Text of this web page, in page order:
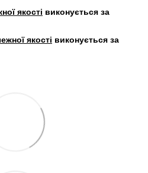
якості виконується за
якості виконується за